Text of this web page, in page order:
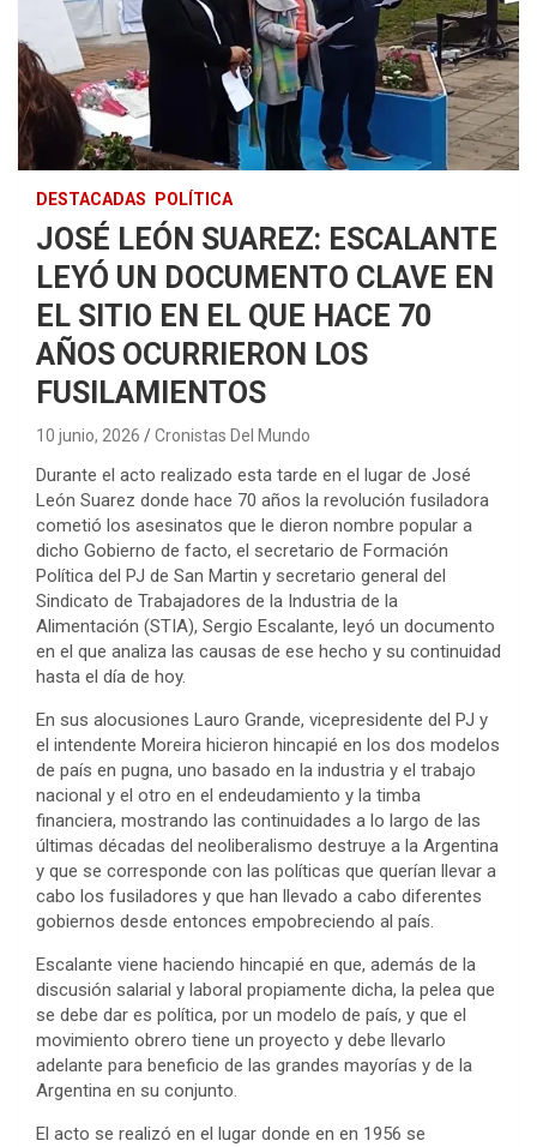
DESTACADAS POLÍTICA
JOSÉ LEÓN SUAREZ: ESCALANTE
LEYÓ UN DOCUMENTO CLAVE EN
EL SITIO EN EL QUE HACE 70
AÑOS OCURRIERON LOS
FUSILAMIENTOS
10 junio, 2026 Cronistas Del Mundo
Durante el acto realizado esta tarde en el lugar de José
León Suarez donde hace 70 años la revolución fusiladora
cometió los asesinatos que le dieron nombre popular a
dicho Gobierno de facto, el secretario de Formación
Política del PJ de San Martin y secretario general del
Sindicato de Trabajadores de la Industria de la
Alimentación (STIA), Sergio Escalante, leyó un documento
en el que analiza las causas de ese hecho y su continuidad
hasta el día de hoy.
En sus alocusiones Lauro Grande, vicepresidente del PJ y
el intendente Moreira hicieron hincapié en los dos modelos
de país en pugna, uno basado en la industria y el trabajo
nacional y el otro en el endeudamiento y la timba
financiera, mostrando las continuidades a lo largo de las
últimas décadas del neoliberalismo destruye a la Argentina
y que se corresponde con las políticas que querían llevar a
cabo los fusiladores y que han llevado a cabo diferentes
gobiernos desde entonces empobreciendo al país.
Escalante viene haciendo hincapié en que, además de la
discusión salarial y laboral propiamente dicha, la pelea que
se debe dar es política, por un modelo de país, y que el
movimiento obrero tiene un proyecto y debe llevarlo
adelante para beneficio de las grandes mayorías y de la
Argentina en su conjunto.
El acto se realizó en el lugar donde en en 1956 se